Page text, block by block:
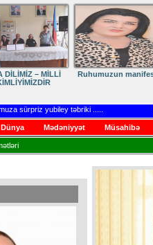
DİLİMİZ – MİLLİ
Ruhumuzun
sürpriz yubiley təbriki.....
Dünya Mədəniyyət Müsahibə